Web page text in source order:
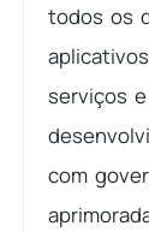
todos os
serviços
com